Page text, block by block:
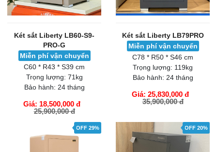
Két sắt Liberty LB60-S9-
PRO-G
Miễn phí vận chuyển
C60 * R43 * S39 cm
Trọng lượng: 71kg
Bảo hành: 24 tháng
Giá: 18,500,000 đ
25,900,000 đ
GIỎ HÀNG
Két sắt Liberty LB79PRO
Miễn phí vận chuyển
C78 * R50 * S46 cm
Trọng lượng: 119kg
Bảo hành: 24 tháng
Giá: 25,830,000 đ
35,900,000 đ
OFF 29% OFF 20%